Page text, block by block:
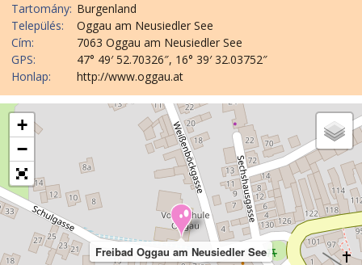
Tartomány: Burgenland
Település:
Oggau am Neusiedler See
Cím:
7063 Oggau am Neusiedler See
GPS:
47° 49′ 52.70326″, 16° 39′ 32.03752″
Honlap:
http://www.oggau.at
Freibad Oggau am Neusiedler See
+
−